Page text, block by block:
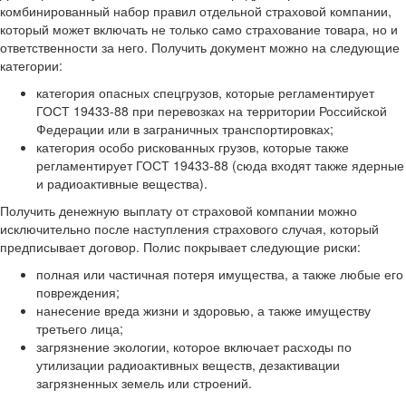
комбинированный набор правил отдельной страховой компании,
который может включать не только само страхование товара, но и
ответственности за него. Получить документ можно на следующие
категории:
категория опасных спецгрузов, которые регламентирует
ГОСТ 19433-88 при перевозках на территории Российской
Федерации или в заграничных транспортировках;
категория особо рискованных грузов, которые также
регламентирует ГОСТ 19433-88 (сюда входят также ядерные
и радиоактивные вещества).
Получить денежную выплату от страховой компании можно
исключительно после наступления страхового случая, который
предписывает договор. Полис покрывает следующие риски:
полная или частичная потеря имущества, а также любые его
повреждения;
нанесение вреда жизни и здоровью, а также имуществу
третьего лица;
загрязнение экологии, которое включает расходы по
утилизации радиоактивных веществ, дезактивации
загрязненных земель или строений.